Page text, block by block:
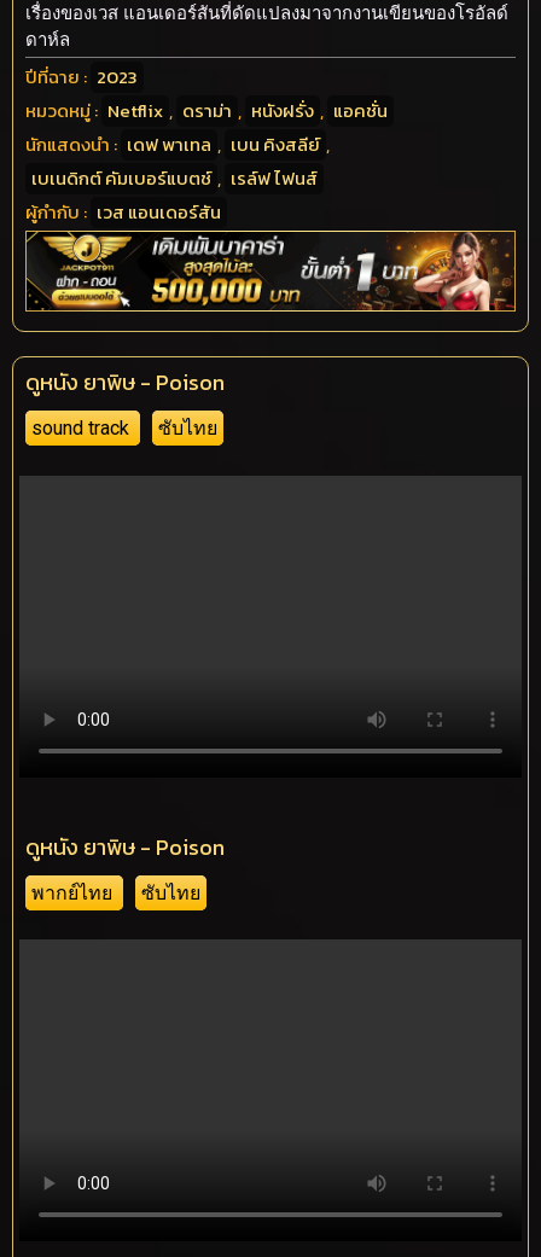
เรื่องของเวส แอนเดอร์สันที่ดัดแปลงมาจากงานเขียนของโรอัลด์
ดาห์ล
ปีที่ฉาย : 2023
หมวดหมู่ : Netflix , ดราม่า , หนังฝรั่ง , แอคชั่น
นักแสดงนำ : เดฟ พาเทล , เบน คิงสลีย์ ,
เบเนดิกต์ คัมเบอร์แบตช์ , เรล์ฟ ไฟนส์
ผู้กำกับ : เวส แอนเดอร์สัน
ดูหนัง ยาพิษ - Poison
sound track ซับไทย
ดูหนัง ยาพิษ - Poison
พากย์ไทย ซับไทย